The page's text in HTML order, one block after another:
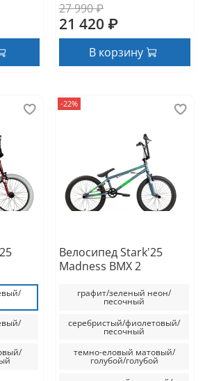
27 990 ₽
21 420 ₽
В корзину
-22%
Велосипед Stark'25
Madness BMX 2
графит/зеленый неон/
песочный
серебристый/фиолетовый/
песочный
темно-еловый матовый/
голубой/голубой